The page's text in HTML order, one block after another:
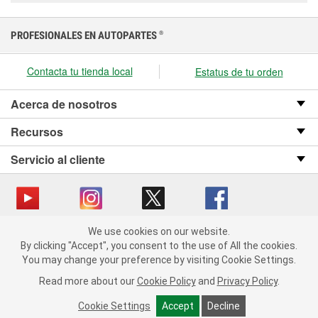
We use cookies on our website. By clicking "Accept", you consent
to the use of All the cookies.
You may change your preference by visiting Cookie Settings.
Read more about our Cookie Policy and Privacy Policy.
Cookie Settings Accept Decline
PROFESIONALES EN AUTOPARTES ®
Contacta tu tienda local Estatus de tu orden
Acerca de nosotros
Recursos
Servicio al cliente
Copyright © 2008-2026 O’Reilly Auto Parts v OST_3.2.0.0.729 (3) cv1361
catalog_main
Política de privacidad
Ley de transparencia en las cadenas de suministro
de California
We use cookies on our website.
By clicking "Accept", you consent to the use of All the cookies.
You may change your preference by visiting Cookie Settings.
Read more about our Cookie Policy and Privacy Policy.
Cookie Settings Accept Decline